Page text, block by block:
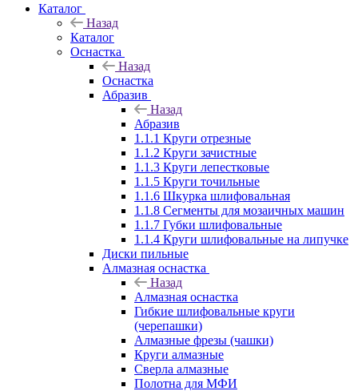
Каталог
Назад
Каталог
Оснастка
Назад
Оснастка
Абразив
Назад
Абразив
1.1.1 Круги отрезные
1.1.2 Круги зачистные
1.1.3 Круги лепестковые
1.1.5 Круги точильные
1.1.6 Шкурка шлифовальная
1.1.8 Сегменты для мозаичных машин
1.1.7 Губки шлифовальные
1.1.4 Круги шлифовальные на липучке
Диски пильные
Алмазная оснастка
Назад
Алмазная оснастка
Гибкие шлифовальные круги
(черепашки)
Алмазные фрезы (чашки)
Круги алмазные
Сверла алмазные
Полотна для МФИ